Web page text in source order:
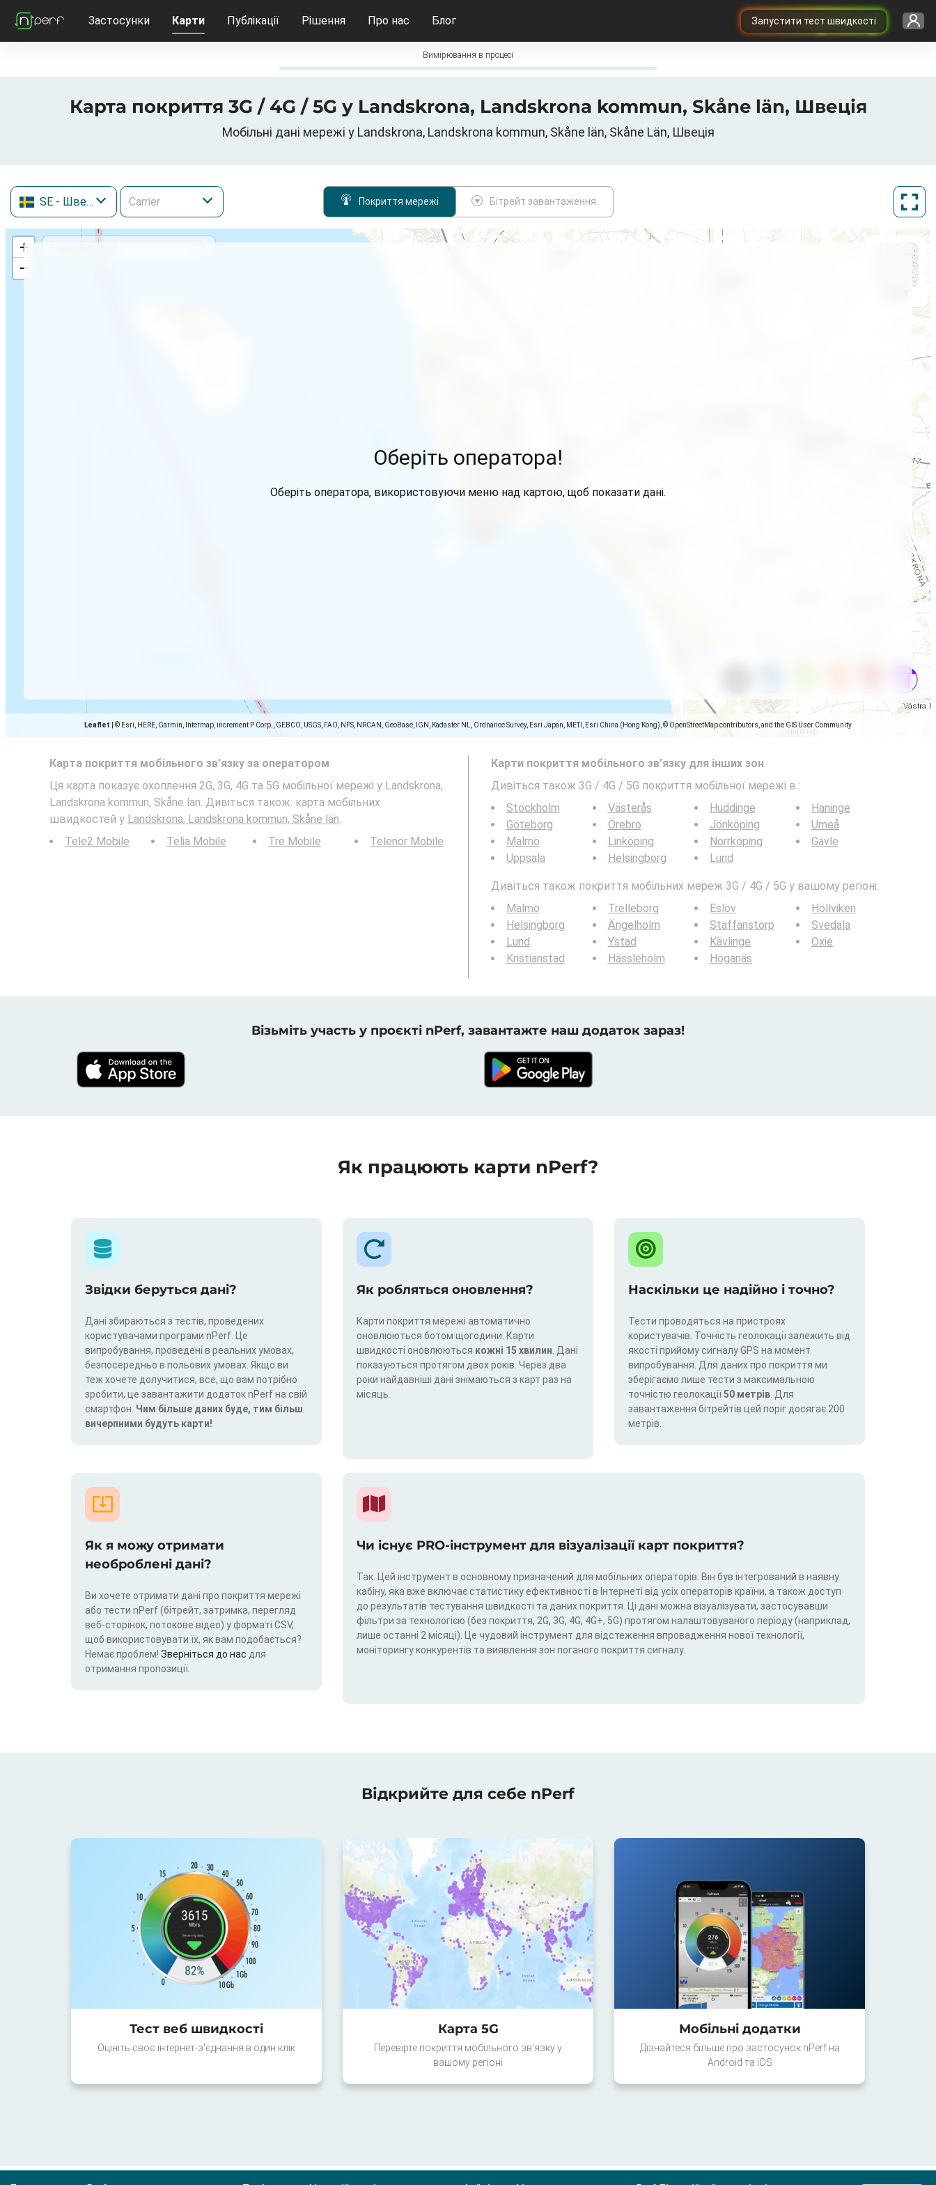
Запустити тест швидкості
Застосунки Карти Публікації Рішення Про нас Блог
Вимірювання в процесі
Карта покриття 3G / 4G / 5G у Landskrona, Landskrona kommun, Skåne län, Швеція
Мобільні дані мережі у Landskrona, Landskrona kommun, Skåne län, Skåne Län, Швеція
SE - Швеція Покриття мережі Бітрейт завантаження
+
−
Leaflet © Esri, HERE, Garmin, Intermap, increment P Corp., GEBCO, USGS, FAO, NPS, NRCAN, GeoBase, IGN, Kadaster NL, Ordnance Survey, Esri Japan, METI, Esri China (Hong Kong), © OpenStreetMap contributors, and the GIS User Community
Оберіть оператора!
Оберіть оператора, використовуючи меню над картою, щоб показати дані.
Карта покриття мобільного зв’язку за оператором
Ця карта показує охоплення 2G, 3G, 4G та 5G мобільної мережі у Landskrona,
Landskrona kommun, Skåne län. Дивіться також: карта мобільних
швидкостей у Landskrona, Landskrona kommun, Skåne län.
Tele2 Mobile
Telia Mobile Tre Mobile Telenor Mobile
Карти покриття мобільного зв’язку для інших зон
Дивіться також 3G / 4G / 5G покриття мобільної мережі в :
Stockholm
Göteborg
Malmö
Uppsala
Västerås
Örebro
Linköping
Helsingborg
Huddinge
Jönköping
Norrköping
Lund
Haninge
Umeå
Gävle
Дивіться також покриття мобільних мереж 3G / 4G / 5G у вашому регіоні:
Malmö
Helsingborg
Lund
Kristianstad
Trelleborg
Ängelholm
Ystad
Hässleholm
Eslöv
Staffanstorp
Kävlinge
Höganäs
Höllviken
Svedala
Oxie
Візьміть участь у проєкті nPerf, завантажте наш додаток зараз!
Як працюють карти nPerf?
Звідки беруться дані?
Дані збираються з тестів, проведених
користувачами програми nPerf. Це
випробування, проведені в реальних умовах,
безпосередньо в польових умовах. Якщо ви
теж хочете долучитися, все, що вам потрібно
зробити, це завантажити додаток nPerf на свій
смартфон. Чим більше даних буде, тим більш
вичерпними будуть карти!
Як робляться оновлення?
Карти покриття мережі автоматично
оновлюються ботом щогодини. Карти
швидкості оновлюються кожні 15 хвилин . Дані
показуються протягом двох років. Через два
роки найдавніші дані знімаються з карт раз на
місяць.
Наскільки це надійно і точно?
Тести проводяться на пристроях
користувачів. Точність геолокації залежить від
якості прийому сигналу GPS на момент
випробування. Для даних про покриття ми
зберігаємо лише тести з максимальною
точністю геолокації50 метрів . Для
завантаження бітрейтів цей поріг досягає 200
метрів.
Як я можу отримати
необроблені дані?
Ви хочете отримати дані про покриття мережі
або тести nPerf (бітрейт, затримка, перегляд
веб-сторінок, потокове відео) у форматі CSV,
щоб використовувати їх, як вам подобається?
Немає проблем! Зверніться до нас для
отримання пропозиції.
Чи існує PRO-інструмент для візуалізації карт покриття?
Так. Цей інструмент в основному призначений для мобільних операторів. Він був інтегрований в наявну
кабіну, яка вже включає статистику ефективності в Інтернеті від усіх операторів країни, а також доступ
до результатів тестування швидкості та даних покриття. Ці дані можна візуалізувати, застосувавши
фільтри за технологією (без покриття, 2G, 3G, 4G, 4G+, 5G) протягом налаштовуваного періоду (наприклад,
лише останні 2 місяці). Це чудовий інструмент для відстеження впровадження нової технології,
моніторингу конкурентів та виявлення зон поганого покриття сигналу.
Відкрийте для себе nPerf
Тест веб швидкості
Оцініть своє інтернет-з'єднання в один клік
Карта 5G
Перевірте покриття мобільного зв'язку у
вашому регіоні
Мобільні додатки
Дізнайтеся більше про застосунок nPerf на
Android та iOS